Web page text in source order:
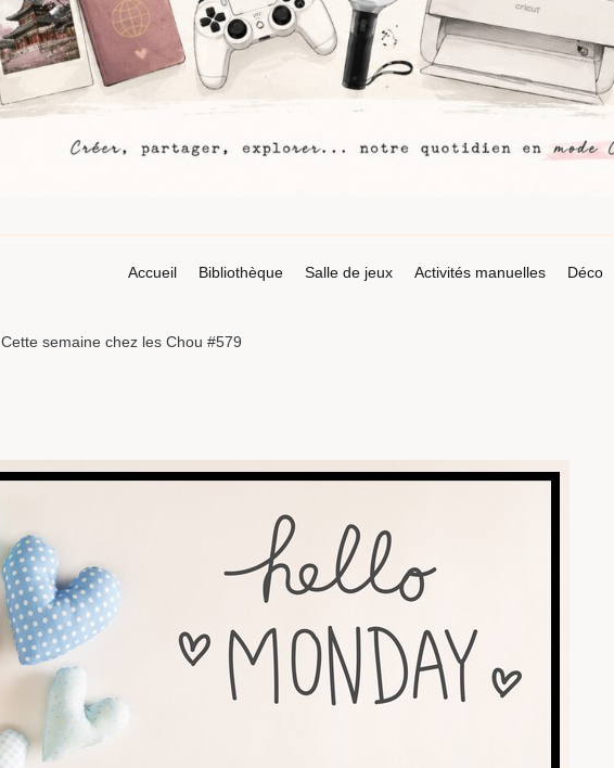
Accueil
Bibliothèque Salle de jeux Activités manuelles Déco
Cette semaine chez les Chou #579